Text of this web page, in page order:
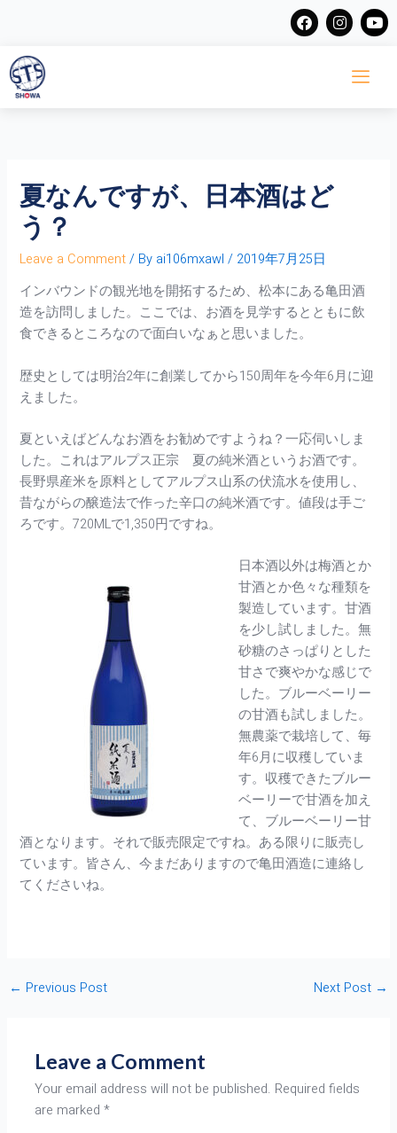
content
F
a
I
n
Y
o
夏なんですが、日本酒はど
う？
Leave a Comment / By ai106mxawl/ 2019年7月25日
インバウンドの観光地を開拓するため、松本にある亀田酒
造を訪問しました。ここでは、お酒を見学するとともに飲
食できるところなので面白いなぁと思いました。
歴史としては明治2年に創業してから150周年を今年6月に迎
えました。
夏といえばどんなお酒をお勧めですようね？一応伺いしま
した。これはアルプス正宗 夏の純米酒というお酒です。
長野県産米を原料としてアルプス山系の伏流水を使用し、
昔ながらの醸造法で作った辛口の純米酒です。値段は手ご
ろです。720MLで1,350円ですね。
日本酒以外は梅酒とか
甘酒とか色々な種類を
製造しています。甘酒
を少し試しました。無
砂糖のさっぱりとした
甘さで爽やかな感じで
した。ブルーベーリー
の甘酒も試しました。
無農薬で栽培して、毎
年6月に収穫していま
す。収穫できたブルー
ベーリーで甘酒を加え
て、ブルーベーリー甘
酒となります。それで販売限定ですね。ある限りに販売し
ています。皆さん、今まだありますので亀田酒造に連絡し
てくださいね。
← Previous Post Next Post →
Leave a Comment
Your email address will not be published. Required fields
are marked*